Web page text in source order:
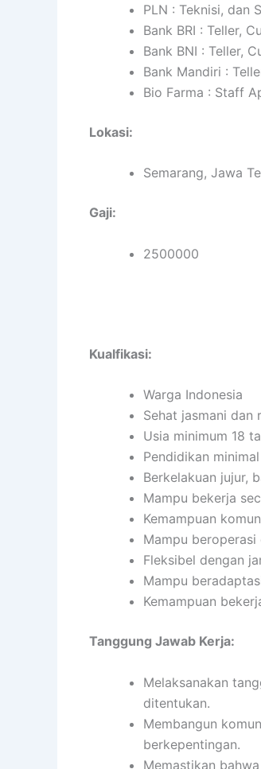
PLN : Teknisi, dan
Bank BRI : Teller,
Bank BNI : Teller,
Bank Mandiri :
Bio Farma : Staff
Lokasi:
Semarang, Jawa
Gaji:
2500000
Kualfikasi:
Warga Indonesia
Sehat jasmani dan
Usia minimum 18
Pendidikan
Berkelakuan jujur,
Mampu bekerja
Kemampuan
Mampu
Fleksibel dengan
Mampu
Kemampuan
Tanggung Jawab Kerja:
Melaksanakan
ditentukan.
Membangun
berkepentingan.
Memastikan